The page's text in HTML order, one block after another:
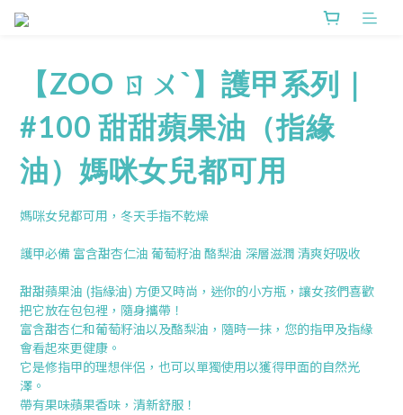
【ZOO ㄖㄨˋ】護甲系列｜
#100 甜甜蘋果油（指緣
油）媽咪女兒都可用
媽咪女兒都可用，冬天手指不乾燥
護甲必備 富含甜杏仁油 葡萄籽油 酪梨油 深層滋潤 清爽好吸收
甜甜蘋果油 (指緣油) 方便又時尚，迷你的小方瓶，讓女孩們喜歡
把它放在包包裡，隨身攜帶！
富含甜杏仁和葡萄籽油以及酪梨油，隨時一抹，您的指甲及指緣
會看起來更健康。
它是修指甲的理想伴侶，也可以單獨使用以獲得甲面的自然光
澤。
帶有果味蘋果香味，清新舒服！